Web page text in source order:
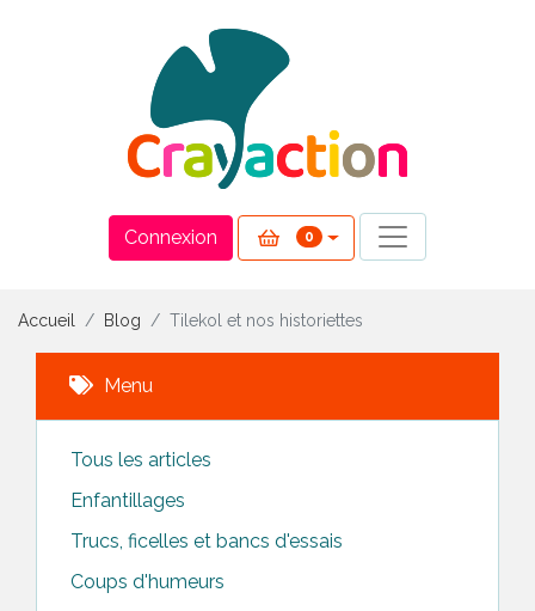
Connexion 0
Accueil Blog Tilekol et nos historiettes
Menu
Tous les articles
Enfantillages
Trucs, ficelles et bancs d'essais
Coups d'humeurs